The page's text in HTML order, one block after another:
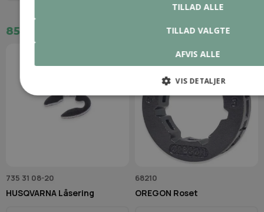
85,00 kr. 81,00 kr.
735 31 08-20
HUSQVARNA Låsering
68210
OREGON Roset
TILLAD VALGTE
TILLAD ALLE
AFVIS ALLE
VIS DETALJER